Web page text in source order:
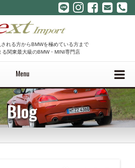
れる方からBMWを極めている方まで
る関東最大級のBMW・MINI専門店
Menu
Blog